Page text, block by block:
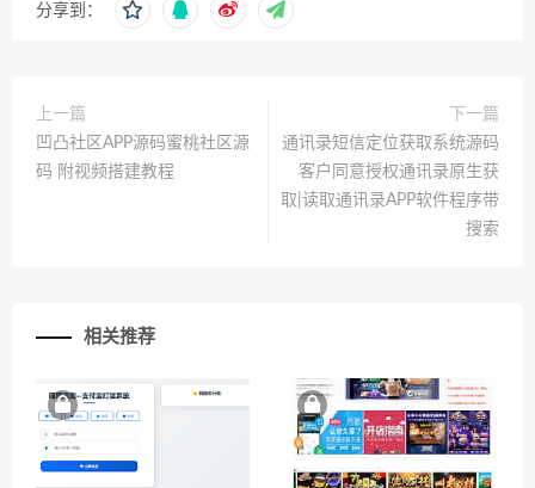
分享到：
上一篇
凹凸社区APP源码蜜桃社区源
码 附视频搭建教程
下一篇
通讯录短信定位获取系统源码
客户同意授权通讯录原生获
取|读取通讯录APP软件程序带
搜索
相关推荐